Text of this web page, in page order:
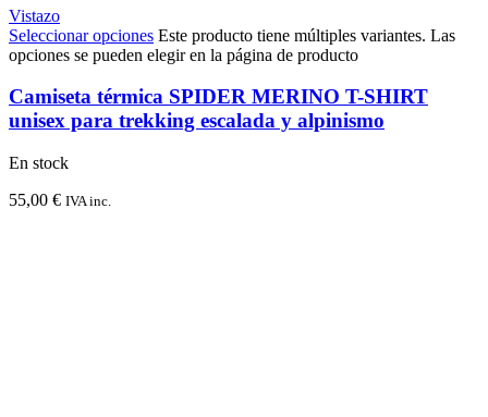
Vistazo
Seleccionar opciones Este producto tiene múltiples variantes. Las
opciones se pueden elegir en la página de producto
Camiseta térmica SPIDER MERINO T-SHIRT
unisex para trekking escalada y alpinismo
En stock
55,00 € IVA inc.